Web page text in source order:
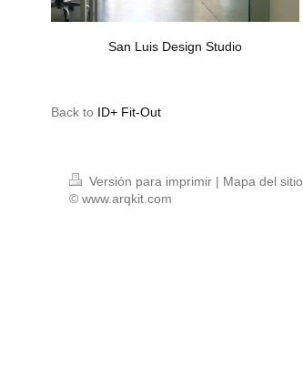
San Luis Design Studio
Back to ID+ Fit-Out
Versión para imprimir | Mapa del sitio
© www.arqkit.com